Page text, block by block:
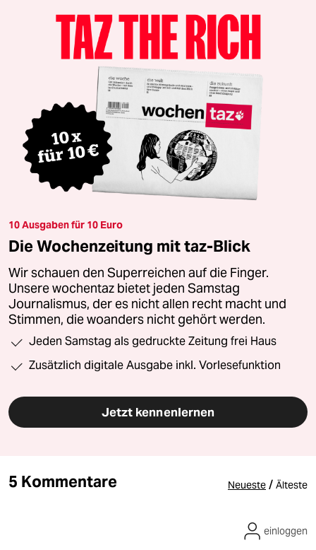
10 Ausgaben für 10 Euro
Die Wochenzeitung mit taz-Blick
Wir schauen den Superreichen auf die Finger.
Unsere wochentaz bietet jeden Samstag
Journalismus, der es nicht allen recht macht und
Stimmen, die woanders nicht gehört werden.
Jeden Samstag als gedruckte Zeitung frei Haus
Zusätzlich digitale Ausgabe inkl. Vorlesefunktion
Jetzt kennenlernen
5 Kommentare Neueste / Älteste
einloggen